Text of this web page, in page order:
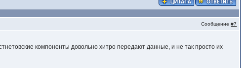
Сообщение#7
компоненты довольно хитро передают данные, и не так просто их